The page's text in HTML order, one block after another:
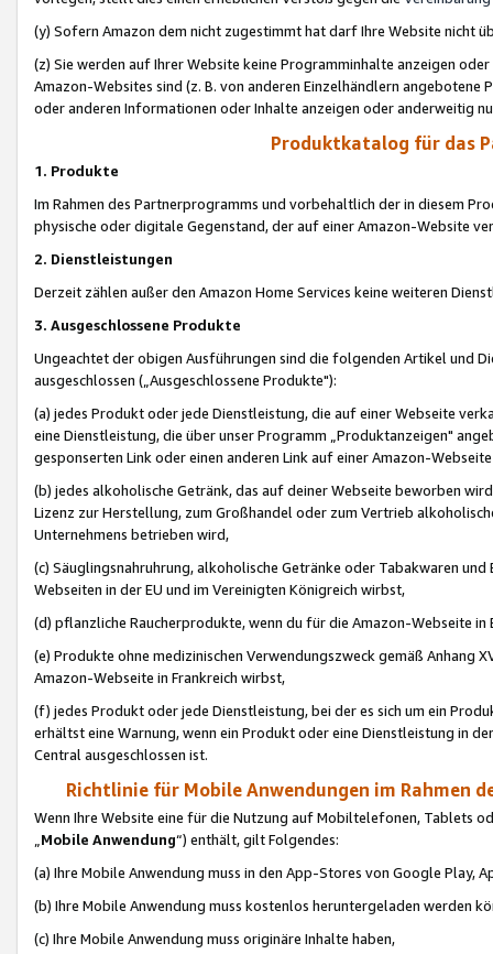
(y) Sofern Amazon dem nicht zugestimmt hat darf Ihre Website nicht
(z) Sie werden auf Ihrer Website keine Programminhalte anzeigen
Amazon-Websites sind (z. B. von anderen Einzelhändlern
oder anderen Informationen oder Inhalte anzeigen oder anderweitig
Produktkatalog für das
1. Produkte
Im Rahmen des Partnerprogramms und vorbehaltlich der in diesem
physische oder digitale Gegenstand, der auf einer Amazon-Website
2. Dienstleistungen
Derzeit zählen außer den Amazon Home Services keine weiteren
3. Ausgeschlossene Produkte
Ungeachtet der obigen Ausführungen sind die folgenden Artikel und
ausgeschlossen („Ausgeschlossene Produkte"):
(a) jedes Produkt oder jede Dienstleistung, die auf einer Webseite
eine Dienstleistung, die über unser Programm „Produktanzeigen"
gesponserten Link oder einen anderen Link auf einer Amazon-
(b) jedes alkoholische Getränk, das auf deiner Webseite beworben
Lizenz zur Herstellung, zum Großhandel oder zum Vertrieb
Unternehmens betrieben wird,
(c) Säuglingsnahruhrung, alkoholische Getränke oder Tabakwaren
Webseiten in der EU und im Vereinigten Königreich wirbst,
(d) pflanzliche Raucherprodukte, wenn du für die Amazon-Webseite in
(e) Produkte ohne medizinischen Verwendungszweck gemäß Anhang
Amazon-Webseite in Frankreich wirbst,
(f) jedes Produkt oder jede Dienstleistung, bei der es sich um ein
erhältst eine Warnung, wenn ein Produkt oder eine Dienstleistung in
Central ausgeschlossen ist.
Richtlinie für Mobile Anwendungen im Rahmen
Wenn Ihre Website eine für die Nutzung auf Mobiltelefonen, Tablets
„Mobile Anwendung“) enthält, gilt Folgendes:
(a) Ihre Mobile Anwendung muss in den App-Stores von Google Play,
(b) Ihre Mobile Anwendung muss kostenlos heruntergeladen werden
(c) Ihre Mobile Anwendung muss originäre Inhalte haben,